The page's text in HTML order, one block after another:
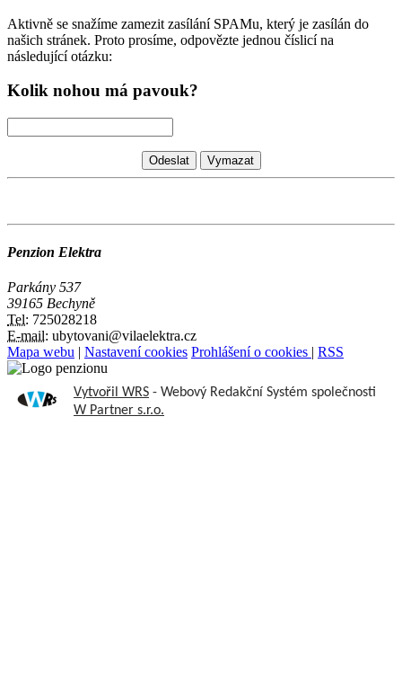
Aktivně se snažíme zamezit zasílání SPAMu, který je zasílán do
našich stránek. Proto prosíme, odpovězte jednou číslicí na
následující otázku:
Kolik nohou má pavouk?
Penzion Elektra
Parkány 537
39165 Bechyně
Tel: 725028218
E-mail: ubytovani@vilaelektra.cz
Mapa webu
Nastavení cookies Prohlášení o cookies RSS
Vytvořil WRS - Webový Redakční Systém společnosti
W Partner s.r.o.